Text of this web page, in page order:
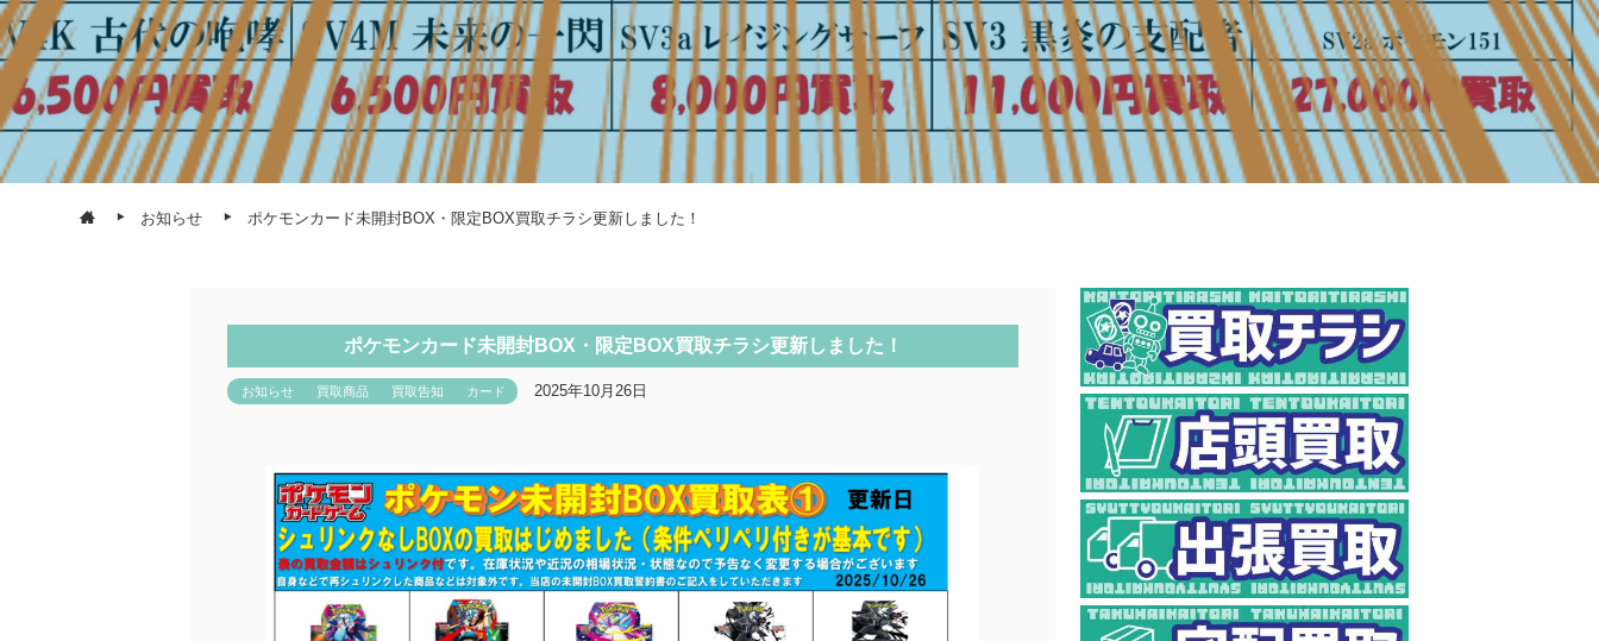
お知らせ ポケモンカード未開封BOX・限定BOX買取チラシ更新しました！
ポケモンカード未開封BOX・限定BOX買取チラシ更新しました！
お知らせ 買取商品 買取告知 カード 2025年10月26日